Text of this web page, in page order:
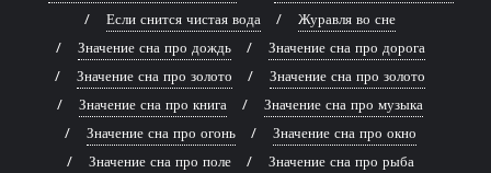
Если снится чистая вода
Журавля во сне
Значение сна про дождь
Значение сна про дорога
Значение сна про золото
Значение сна про золото
Значение сна про книга
Значение сна про музыка
Значение сна про огонь
Значение сна про окно
Значение сна про поле
Значение сна про рыба